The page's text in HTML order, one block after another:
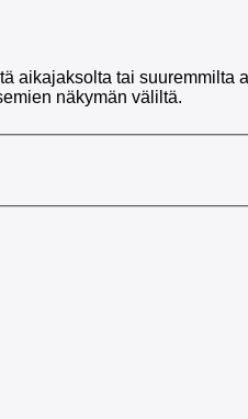
aikajaksolta tai
näkymän väliltä.